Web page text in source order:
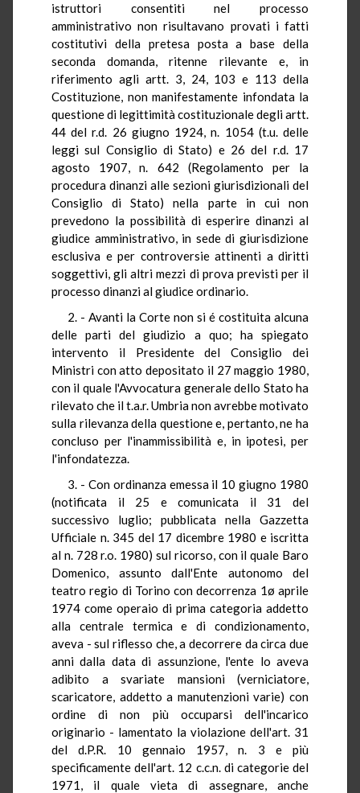
istruttori consentiti nel processo
amministrativo non risultavano provati i fatti
costitutivi della pretesa posta a base della
seconda domanda, ritenne rilevante e, in
riferimento agli artt. 3, 24, 103 e 113 della
Costituzione, non manifestamente infondata la
questione di legittimità costituzionale degli artt.
44 del r.d. 26 giugno 1924, n. 1054 (t.u. delle
leggi sul Consiglio di Stato) e 26 del r.d. 17
agosto 1907, n. 642 (Regolamento per la
procedura dinanzi alle sezioni giurisdizionali del
Consiglio di Stato) nella parte in cui non
prevedono la possibilità di esperire dinanzi al
giudice amministrativo, in sede di giurisdizione
esclusiva e per controversie attinenti a diritti
soggettivi, gli altri mezzi di prova previsti per il
processo dinanzi al giudice ordinario.
2. - Avanti la Corte non si é costituita alcuna
delle parti del giudizio a quo; ha spiegato
intervento il Presidente del Consiglio dei
Ministri con atto depositato il 27 maggio 1980,
con il quale l'Avvocatura generale dello Stato ha
rilevato che il t.a.r. Umbria non avrebbe motivato
sulla rilevanza della questione e, pertanto, ne ha
concluso per l'inammissibilità e, in ipotesi, per
l'infondatezza.
3. - Con ordinanza emessa il 10 giugno 1980
(notificata il 25 e comunicata il 31 del
successivo luglio; pubblicata nella Gazzetta
Ufficiale n. 345 del 17 dicembre 1980 e iscritta
al n. 728 r.o. 1980) sul ricorso, con il quale Baro
Domenico, assunto dall'Ente autonomo del
teatro regio di Torino con decorrenza 1ø aprile
1974 come operaio di prima categoria addetto
alla centrale termica e di condizionamento,
aveva - sul riflesso che, a decorrere da circa due
anni dalla data di assunzione, l'ente lo aveva
adibito a svariate mansioni (verniciatore,
scaricatore, addetto a manutenzioni varie) con
ordine di non più occuparsi dell'incarico
originario - lamentato la violazione dell'art. 31
del d.P.R. 10 gennaio 1957, n. 3 e più
specificamente dell'art. 12 c.c.n. di categorie del
1971, il quale vieta di assegnare, anche